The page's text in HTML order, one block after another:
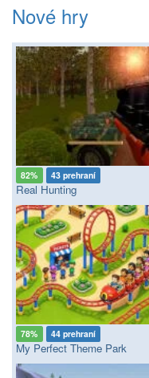
Nové hry
82% 43 prehraní
Real Hunting
78% 44 prehraní
My Perfect Theme Park